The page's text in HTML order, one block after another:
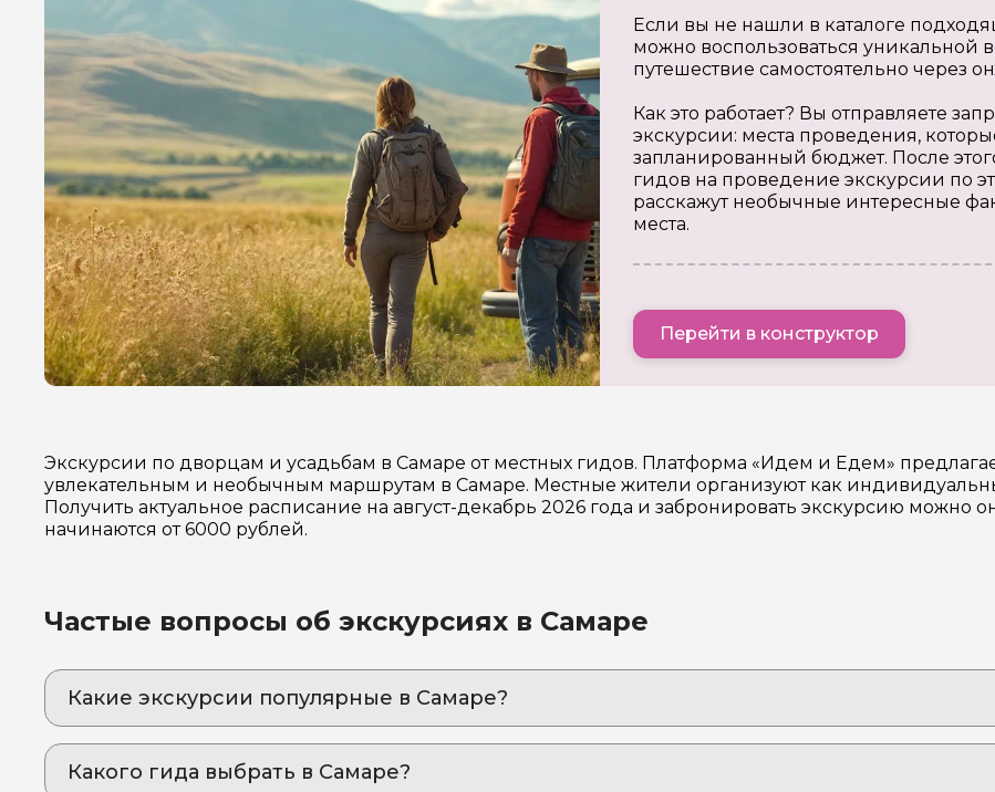
Если вы не нашли в каталоге
можно воспользоваться уникальной
путешествие самостоятельно через
Как это работает? Вы отправляете
экскурсии: места проведения,
запланированный бюджет. После
гидов на проведение экскурсии по
расскажут необычные интересные
места.
Перейти в конструктор
Экскурсии по дворцам и усадьбам в Самаре от местных гидов. Платформа «Идем и Едем»
увлекательным и необычным маршрутам в Самаре. Местные жители организуют как
Получить актуальное расписание на август-декабрь 2026 года и забронировать экскурсию
начинаются от 6000 рублей.
Частые вопросы об экскурсиях в Самаре
Какие экскурсии популярные в Самаре?
Какого гида выбрать в Самаре?